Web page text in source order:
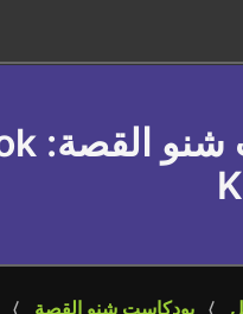
شنو القصة
بودكاست شنو القصة